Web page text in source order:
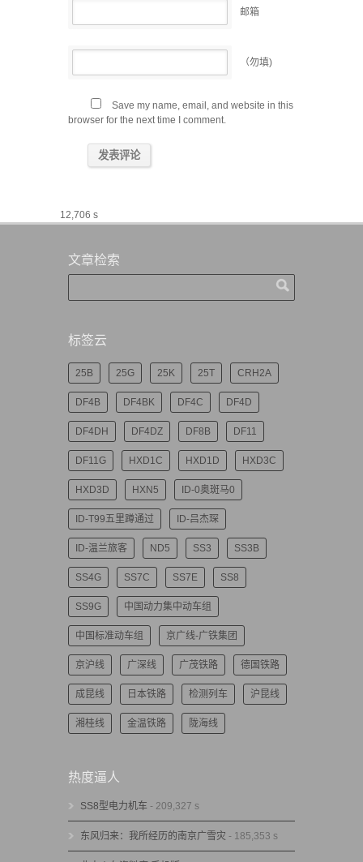
邮箱
（勿填)
Save my name, email, and website in this
browser for the next time I comment.
12,706 s
文章检索
标签云
25B 25G 25K 25T CRH2A
DF4B DF4BK DF4C DF4D
DF4DH DF4DZ DF8B DF11
DF11G HXD1C HXD1D HXD3C
HXD3D HXN5 ID-0奥斑马0
ID-T99五里蹲通过 ID-吕杰琛
ID-温兰旅客 ND5 SS3 SS3B
SS4G SS7C SS7E SS8
SS9G 中国动力集中动车组
中国标准动车组 京广线-广铁集团
京沪线 广深线 广茂铁路 德国铁路
成昆线 日本铁路 检测列车 沪昆线
湘桂线 金温铁路 陇海线
热度逼人
SS8型电力机车 - 209,327 s
东风归来：我所经历的南京广雪灾 - 185,353 s